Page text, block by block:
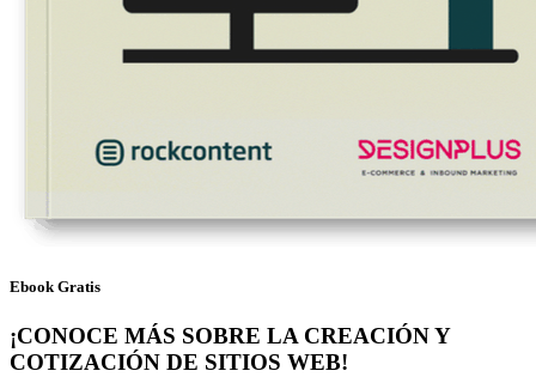
Ebook Gratis
¡CONOCE MÁS SOBRE LA CREACIÓN Y
COTIZACIÓN DE SITIOS WEB!